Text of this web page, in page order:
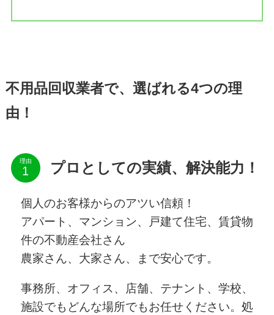
不用品回収業者で、選ばれる4つの理
由！
理由 プロとしての実績、解決能力！
個人のお客様からのアツい信頼！
アパート、マンション、戸建て住宅、賃貸物
件の不動産会社さん
農家さん、大家さん、まで安心です。
事務所、オフィス、店舗、テナント、学校、
施設でもどんな場所でもお任せください。処